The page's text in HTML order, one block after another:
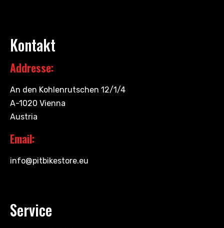
Kontakt
Addresse:
An den Kohlenrutschen 12/1/4
A-1020 Vienna
Austria
Email:
info@pitbikestore.eu
Service